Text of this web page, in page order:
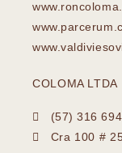
COLOMA LTDA
(57) 316
Cra 100 #